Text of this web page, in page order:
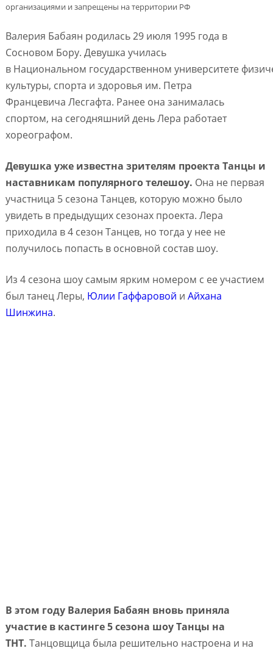
организациями и запрещены на территории РФ
Валерия Бабаян родилась 29 июля 1995 года в
Сосновом Бору. Девушка училась
в Национальном государственном университете
культуры, спорта и здоровья им. Петра
Францевича Лесгафта. Ранее она занималась
спортом, на сегодняшний день Лера работает
хореографом.
Девушка уже известна зрителям проекта Танцы и
наставникам популярного телешоу. Она не первая
участница 5 сезона Танцев, которую можно было
увидеть в предыдущих сезонах проекта. Лера
приходила в 4 сезон Танцев, но тогда у нее не
получилось попасть в основной состав шоу.
Из 4 сезона шоу самым ярким номером с ее участием
был танец Леры, Юлии Гаффаровой и Айхана
Шинжина.
В этом году Валерия Бабаян вновь приняла
участие в кастинге 5 сезона шоу Танцы на
ТНТ. Танцовщица была решительно настроена и на